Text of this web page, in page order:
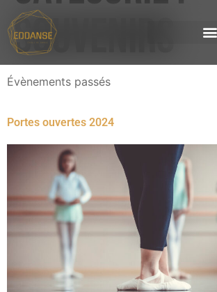
Souvenirs
Évènements passés
Portes ouvertes 2024